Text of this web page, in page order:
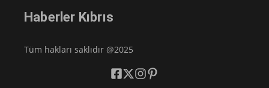
Haberler Kıbrıs
Tüm hakları saklıdır @2025